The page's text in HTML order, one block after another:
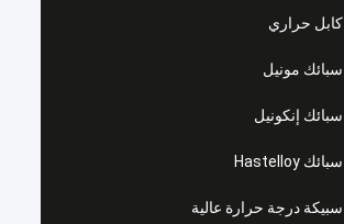
كابل حراري
سبائك مونيل
سبائك إنكونيل
سبائك Hastelloy
سبيكة درجة حرارة عالية